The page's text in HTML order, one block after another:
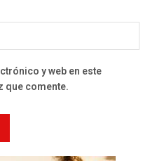
y web en este
que comente.